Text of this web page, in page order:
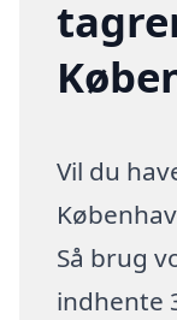
Vil du
Så brug
indhente